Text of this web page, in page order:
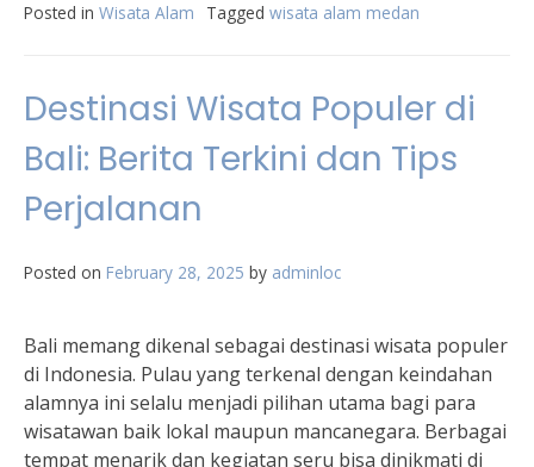
Posted in Wisata Alam Tagged wisata alam medan
Destinasi Wisata Populer di
Bali: Berita Terkini dan Tips
Perjalanan
Posted on February 28, 2025 by adminloc
Bali memang dikenal sebagai destinasi wisata populer
di Indonesia. Pulau yang terkenal dengan keindahan
alamnya ini selalu menjadi pilihan utama bagi para
wisatawan baik lokal maupun mancanegara. Berbagai
tempat menarik dan kegiatan seru bisa dinikmati di